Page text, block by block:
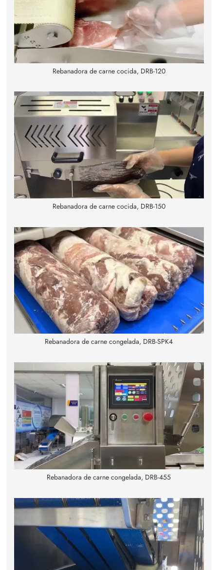
Rebanadora de carne cocida, DRB-120
Rebanadora de carne cocida, DRB-150
Rebanadora de carne congelada, DRB-SPK4
Rebanadora de carne congelada, DRB-455